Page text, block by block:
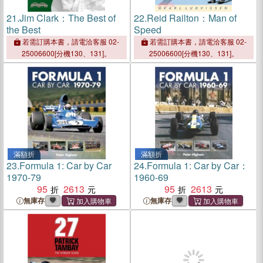
21.Jim Clark：The Best of
the Best
若需訂購本書，請電洽客服 02-
25006600[分機130、131]。
22.Reid Railton：Man of
Speed
若需訂購本書，請電洽客服 02-
25006600[分機130、131]。
滿額折
23.Formula 1: Car by Car
1970-79
95
2613
無庫存
滿額折
24.Formula 1: Car by Car：
1960-69
95
2613
無庫存